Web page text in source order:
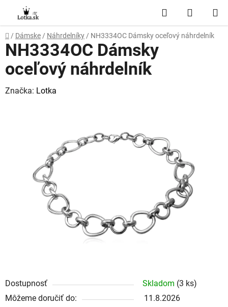
obsah
Hľadať
KOŠÍK
Domov
/ Dámske / Náhrdelníky / NH3334OC Dámsky oceľový náhrdelník
Dostupnosť Skladom (3 ks)
Môžeme doručiť do:
11.8.2026
NH3334OC Dámsky
oceľový náhrdelník
Značka: Lotka